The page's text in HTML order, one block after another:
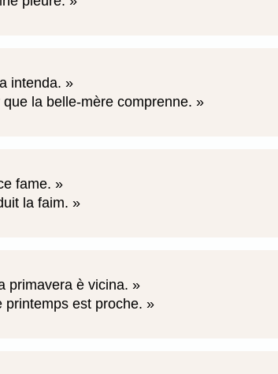
intenda.
la belle-mère comprenne.
fame.
la faim.
primavera è vicina.
printemps est proche.